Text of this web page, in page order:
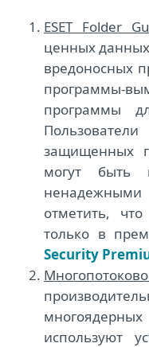
ESET Folder
ценных
вредоносных
программы
защищенных
могут быть
отметить,
только в
Security
используют